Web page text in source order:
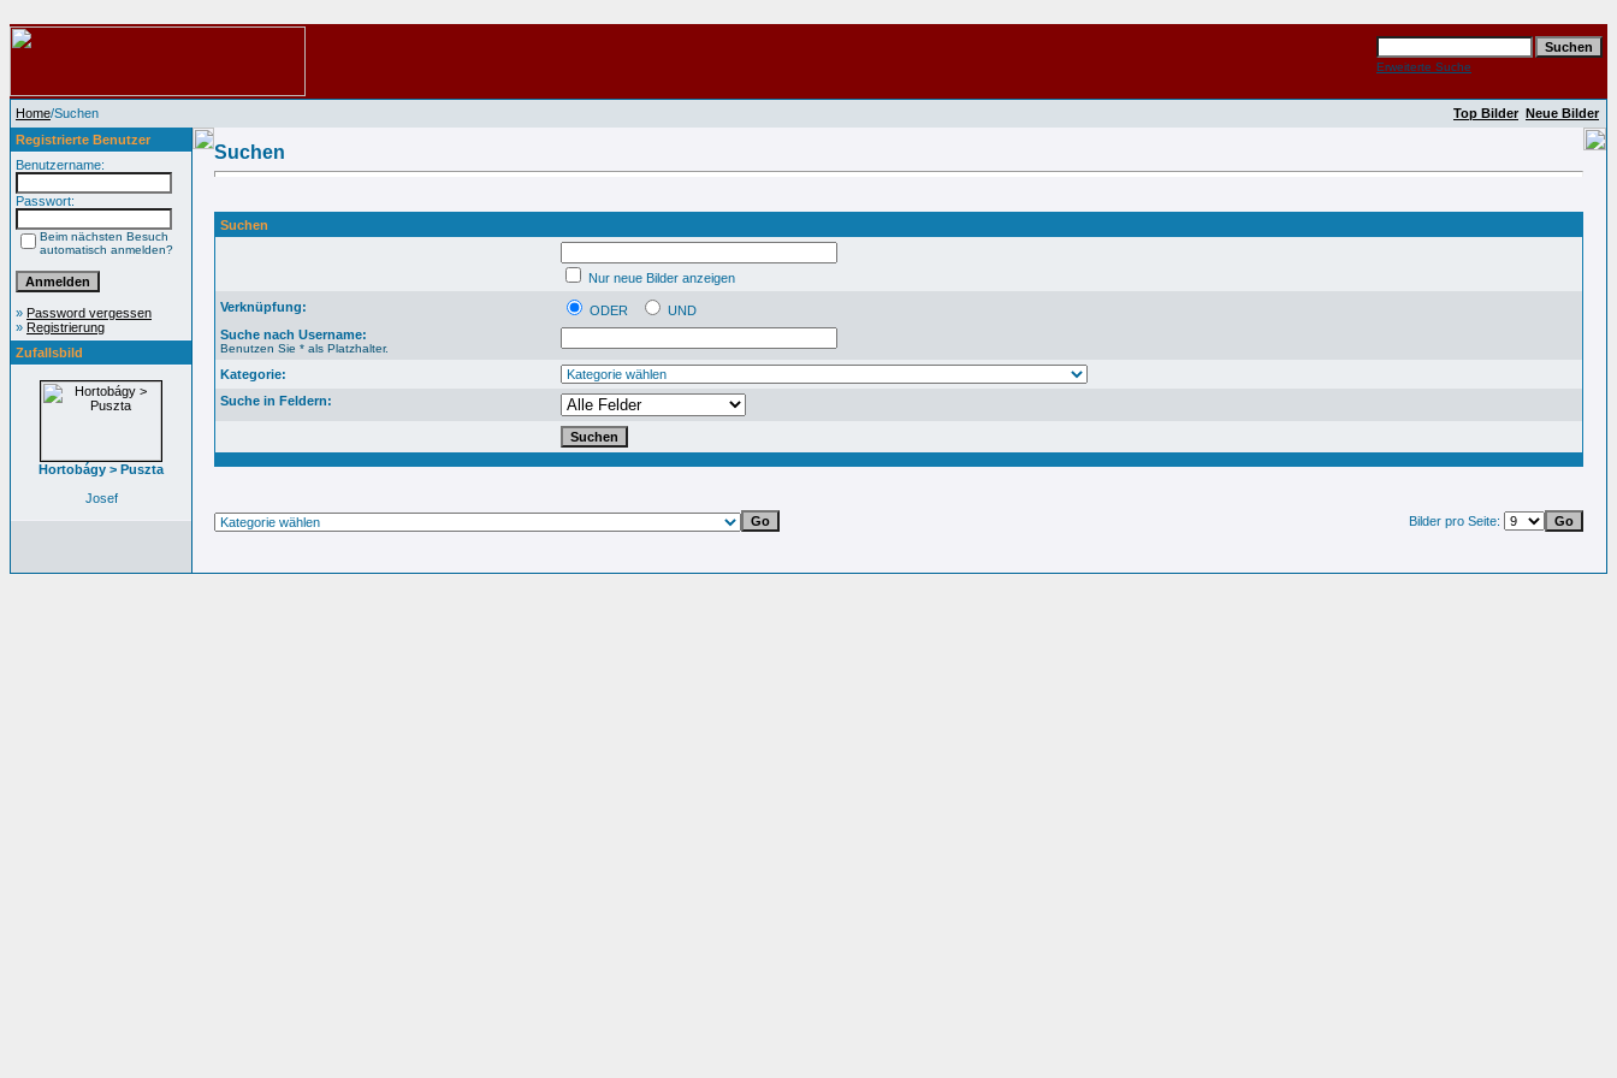
Erweiterte Suche
Home/Suchen Top Bilder Neue Bilder
Registrierte Benutzer
Benutzername:
Passwort:
Beim nächsten Besuch
automatisch anmelden?
» Password vergessen
» Registrierung
Zufallsbild
Hortobágy > Puszta
Josef
Suchen
Suchen
Nur neue Bilder anzeigen
Verknüpfung:
ODER
UND
Suche nach Username:
Benutzen Sie * als Platzhalter.
Kategorie:
Suche in Feldern:
Bilder pro Seite: